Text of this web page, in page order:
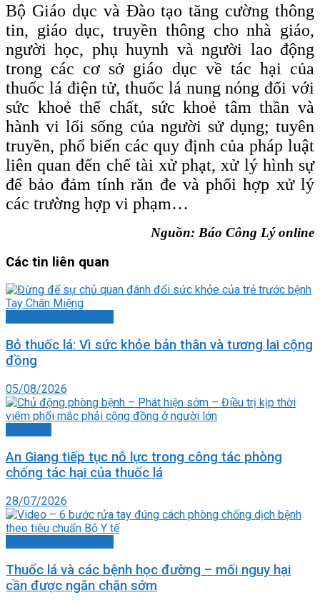
Bộ Giáo dục và Đào tạo tăng cường thông
tin, giáo dục, truyền thông cho nhà giáo,
người học, phụ huynh và người lao động
trong các cơ sở giáo dục về tác hại của
thuốc lá điện tử, thuốc lá nung nóng đối với
sức khoẻ thể chất, sức khoẻ tâm thần và
hành vi lối sống của người sử dụng; tuyên
truyền, phổ biến các quy định của pháp luật
liên quan đến chế tài xử phạt, xử lý hình sự
để bảo đảm tính răn đe và phối hợp xử lý
các trường hợp vi phạm…
Nguồn: Báo Công Lý online
Các tin liên quan
Bỏ thuốc lá: Vì sức khỏe bản thân và tương lai cộng
đồng
05/08/2026
An Giang tiếp tục nỗ lực trong công tác phòng
chống tác hại của thuốc lá
28/07/2026
Thuốc lá và các bệnh học đường – mối nguy hại
cần được ngăn chặn sớm